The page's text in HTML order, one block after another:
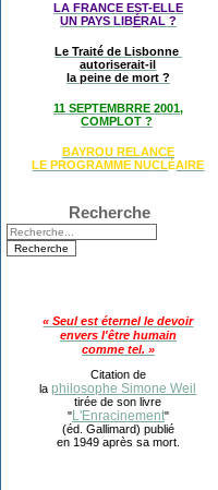
LA FRANCE EST-ELLE
UN PAYS LIBÉRAL ?
Le Traité de Lisbonne
autoriserait-il
la peine de mort ?
11 SEPTEMBRRE 2001,
COMPLOT ?
BAYROU RELANCE
LE PROGRAMME NUCLÉAIRE
Recherche
« Seul est éternel le devoir
envers l'être humain
comme tel. »
Citation de
laphilosophe Simone Weil
tirée de son livre
"L'Enracinement"
(éd. Gallimard) publié
en 1949 après sa mort.